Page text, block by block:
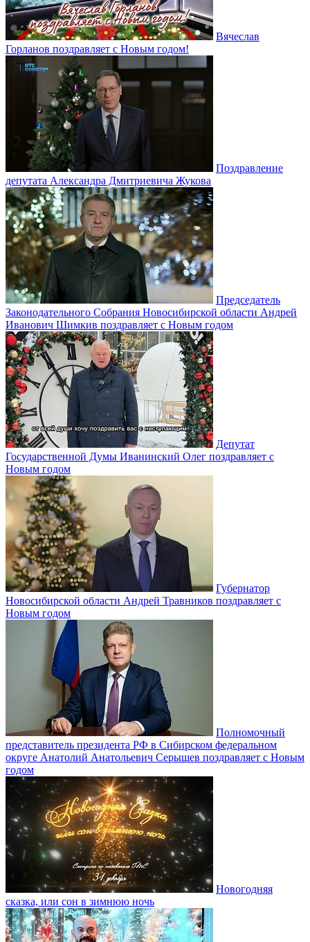
Вячеслав
Горланов поздравляет с Новым годом!
Поздравление
депутата Александра Дмитриевича Жукова
Председатель
Законодательного Собрания Новосибирской области Андрей
Иванович Шимкив поздравляет с Новым годом
Депутат
Государственной Думы Иванинский Олег поздравляет с
Новым годом
Губернатор
Новосибирской области Андрей Травников поздравляет с
Новым годом
Полномочный
представитель президента РФ в Сибирском федеральном
округе Анатолий Анатольевич Серышев поздравляет с Новым
годом
Новогодняя
сказка, или сон в зимнюю ночь